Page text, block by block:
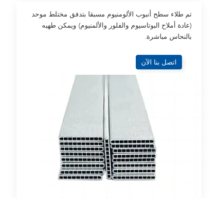
تم طلاء سطح أنبوب الألومنيوم مسبقا بتدفق مختلط موحد
(عادة أملاح البوتاسيوم والفلور والألمنيوم) ويمكن طهيه
بالنحاس مباشرة.
اتصل بنا الآن